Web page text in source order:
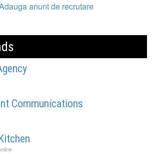
anunt de recrutare
Communications